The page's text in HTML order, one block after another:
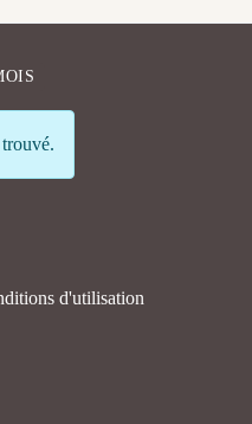
d'utilisation